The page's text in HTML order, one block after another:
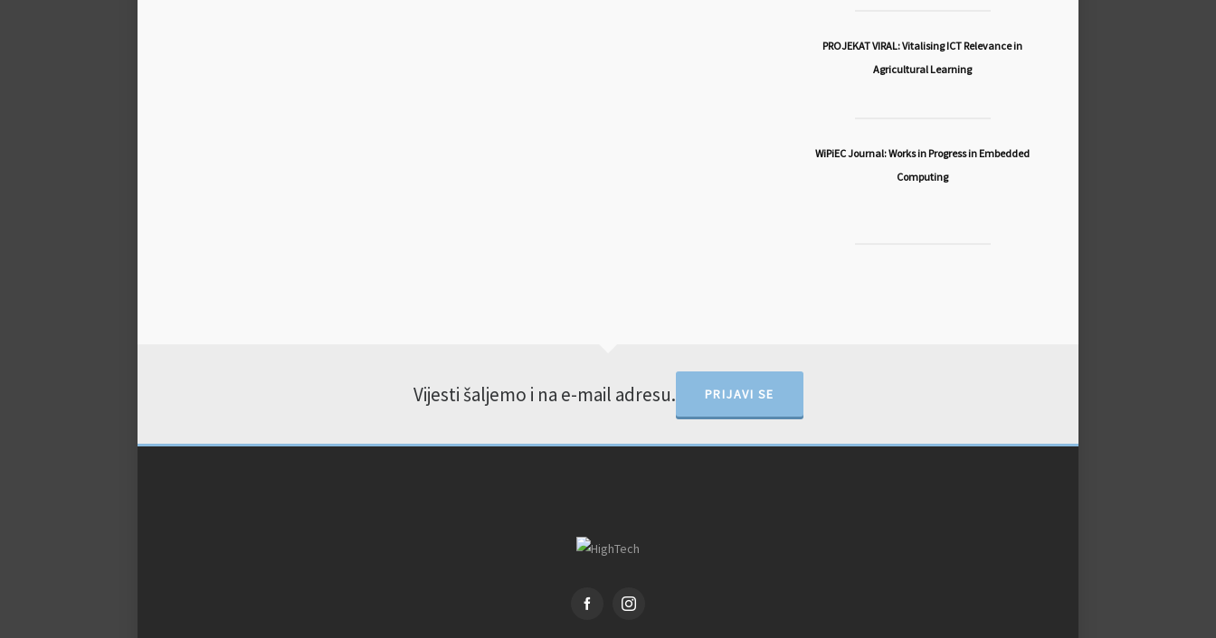
PROJEKAT VIRAL: Vitalising ICT Relevance in
Agricultural Learning
WiPiEC Journal: Works in Progress in Embedded
Computing
Vijesti šaljemo i na e-mail adresu. PRIJAVI SE